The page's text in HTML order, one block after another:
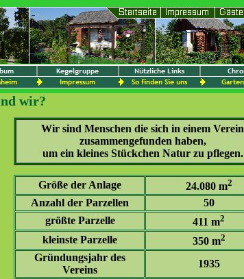
wir?
Wir sind Menschen die sich in einem Verein
zusammengefunden haben,
um ein kleines Stückchen Natur zu pflegen.
Größe der Anlage 24.080 m2
Anzahl der Parzellen
50
größte Parzelle
411 m2
kleinste Parzelle 350 m2
Gründungsjahr des
Vereins
1935